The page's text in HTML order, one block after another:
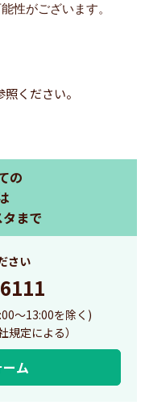
性がございます。
照ください。
の
まで
さい
～13:00を除く)
定による）
ム